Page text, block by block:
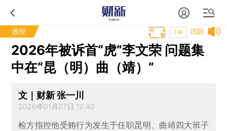
政经 试听
T中
2026年被诉首“虎”李文荣 问题集
中在“昆（明）曲（靖）”
文｜财新 张一川
2026年01月07日 12:40
检方指控他受贿行为发生于任职昆明、曲靖四大班子